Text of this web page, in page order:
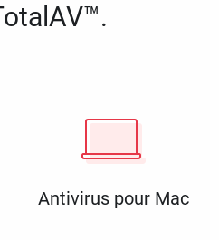
Antivirus pour Mac